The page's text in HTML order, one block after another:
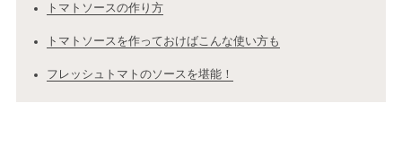
トマトソースの作り方
トマトソースを作っておけばこんな使い方も
フレッシュトマトのソースを堪能！